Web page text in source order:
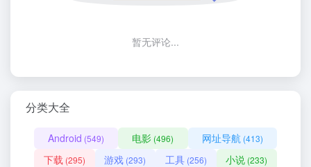
暂无评论...
分类大全
Android (549) 电影 (496) 网址导航 (413)
下载 (295) 游戏 (293) 工具(256) 小说 (233)